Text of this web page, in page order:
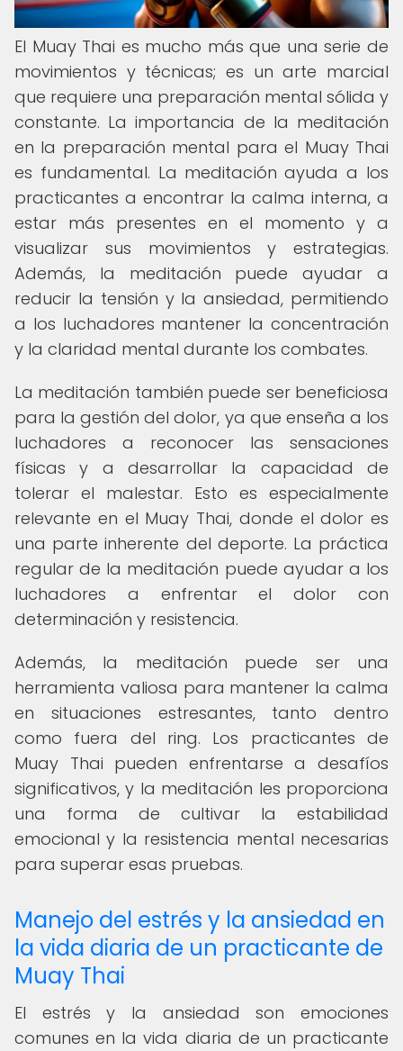
El Muay Thai es mucho más que una serie de
movimientos y técnicas; es un arte marcial
que requiere una preparación mental sólida y
constante. La importancia de la meditación
en la preparación mental para el Muay Thai
es fundamental. La meditación ayuda a los
practicantes a encontrar la calma interna, a
estar más presentes en el momento y a
visualizar sus movimientos y estrategias.
Además, la meditación puede ayudar a
reducir la tensión y la ansiedad, permitiendo
a los luchadores mantener la concentración
y la claridad mental durante los combates.
La meditación también puede ser beneficiosa
para la gestión del dolor, ya que enseña a los
luchadores a reconocer las sensaciones
físicas y a desarrollar la capacidad de
tolerar el malestar. Esto es especialmente
relevante en el Muay Thai, donde el dolor es
una parte inherente del deporte. La práctica
regular de la meditación puede ayudar a los
luchadores a enfrentar el dolor con
determinación y resistencia.
Además, la meditación puede ser una
herramienta valiosa para mantener la calma
en situaciones estresantes, tanto dentro
como fuera del ring. Los practicantes de
Muay Thai pueden enfrentarse a desafíos
significativos, y la meditación les proporciona
una forma de cultivar la estabilidad
emocional y la resistencia mental necesarias
para superar esas pruebas.
Manejo del estrés y la ansiedad en
la vida diaria de un practicante de
Muay Thai
El estrés y la ansiedad son emociones
comunes en la vida diaria de un practicante